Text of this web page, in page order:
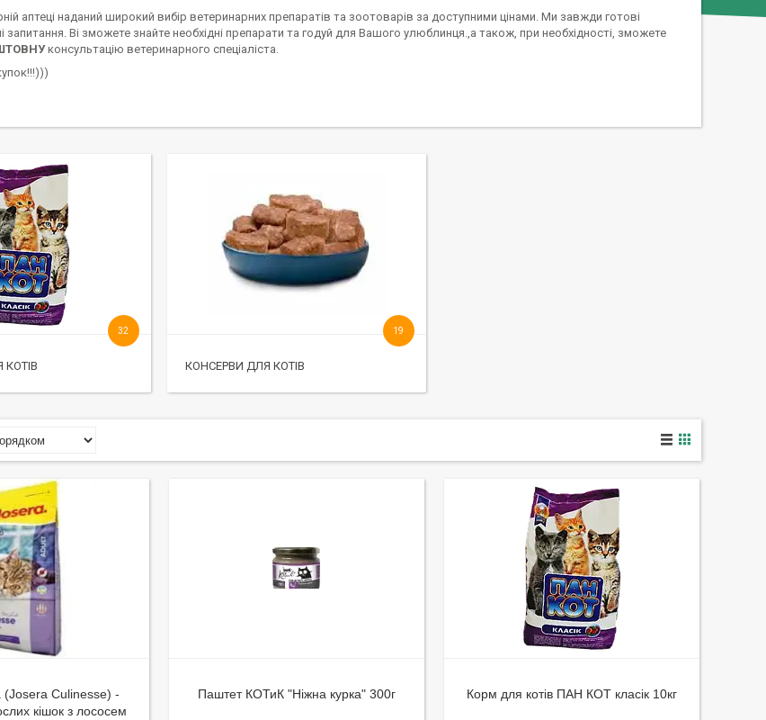
аптеці наданий широкий вибір ветеринарних препаратів та зоотоварів за доступними цінами. Ми завжди готові
запитання. Ві зможете знайте необхідні препарати та годуй для Вашого улюблинця.,а також, при необхідності, зможете
консультацію ветеринарного спеціаліста.
32
КОНСЕРВИ ДЛЯ КОТІВ
19
Culinesse) -
кішок з лососем
Паштет КОТиК "Ніжна курка" 300г Корм для котів ПАН КОТ класік 10кг